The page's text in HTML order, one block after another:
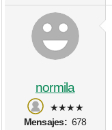
normila
★★★★
Mensajes:678